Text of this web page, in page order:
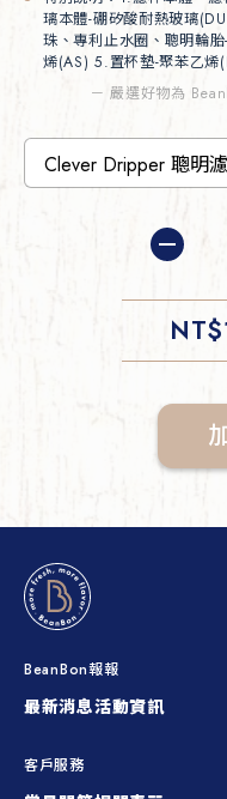
璃本體-硼矽酸耐熱玻璃
珠、專利止水圈、聰明輪
烯(AS) 5.置杯墊-聚苯乙烯
－ 嚴選好物為
NT$
BeanBon報報
最新消息活動資訊
客戶服務